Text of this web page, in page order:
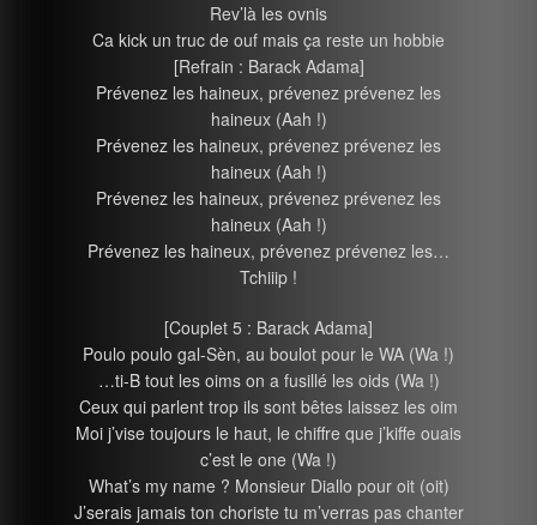
Rev’là les ovnis
Ca kick un truc de ouf mais ça reste un hobbie
[Refrain : Barack Adama]
Prévenez les haineux, prévenez prévenez les
haineux (Aah !)
Prévenez les haineux, prévenez prévenez les
haineux (Aah !)
Prévenez les haineux, prévenez prévenez les
haineux (Aah !)
Prévenez les haineux, prévenez prévenez les…
Tchiiip !
[Couplet 5 : Barack Adama]
Poulo poulo gal-Sèn, au boulot pour le WA (Wa !)
…ti-B tout les oims on a fusillé les oids (Wa !)
Ceux qui parlent trop ils sont bêtes laissez les oim
Moi j’vise toujours le haut, le chiffre que j’kiffe ouais
c’est le one (Wa !)
What’s my name ? Monsieur Diallo pour oit (oit)
J’serais jamais ton choriste tu m’verras pas chanter